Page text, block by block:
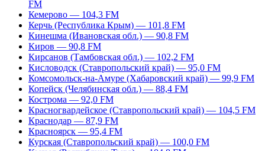
FM
Кемерово — 104,3 FM
Керчь (Республика Крым) — 101,8 FM
Кинешма (Ивановская обл.) — 90,8 FM
Киров — 90,8 FM
Кирсанов (Тамбовская обл.) — 102,2 FM
Кисловодск (Ставропольский край) — 95,0 FM
Комсомольск-на-Амуре (Хабаровский край) — 99,9 FM
Копейск (Челябинская обл.) — 88,4 FM
Кострома — 92,0 FM
Красногвардейское (Ставропольский край) — 104,5 FM
Краснодар — 87,9 FM
Красноярск — 95,4 FM
Курская (Ставропольский край) — 100,0 FM